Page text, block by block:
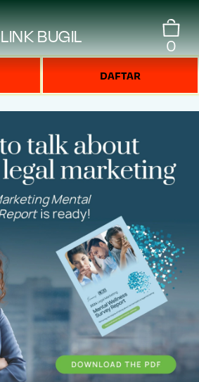
LINK BUGIL 0
DAFTAR